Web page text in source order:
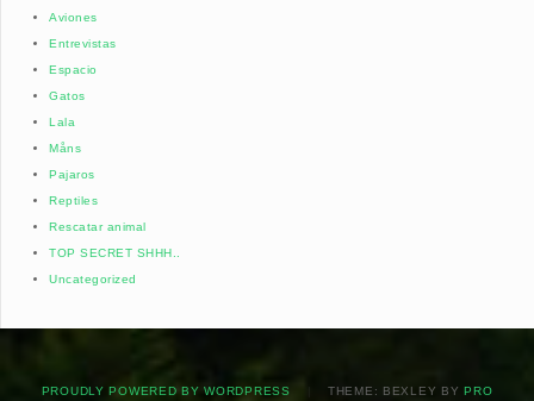
Aviones
Entrevistas
Espacio
Gatos
Lala
Måns
Pajaros
Reptiles
Rescatar animal
TOP SECRET SHHH..
Uncategorized
PROUDLY POWERED BY WORDPRESS THEME: BEXLEY BYPRO